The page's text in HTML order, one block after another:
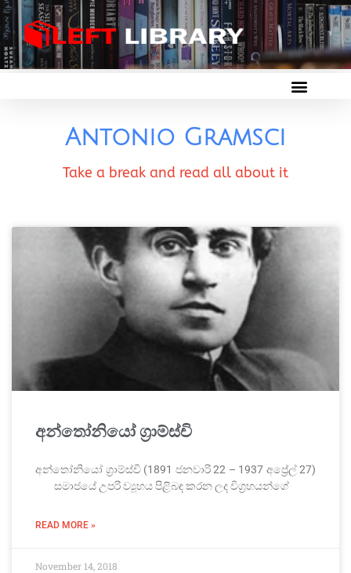
Antonio Gramsci
Take a break and read all about it
අන්තෝනියෝ ග්‍රාම්ස්චි
අන්තෝනියෝ ග්‍රාම්ස්චි (1891 ජනවාරි 22 – 1937 අප්‍රේල් 27)
සමාජයේ උපරි ව්‍යූහය පිළිබඳ කරන ලද විග්‍රහයන්ගේ
READ MORE »
November 14, 2018